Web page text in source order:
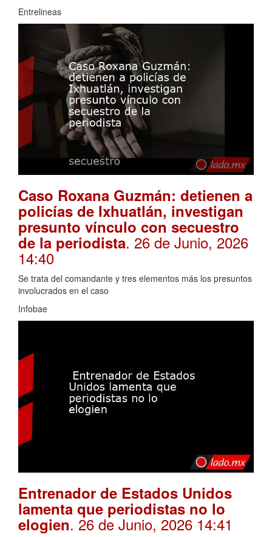
Entrelineas
Caso Roxana Guzmán: detienen a
policías de Ixhuatlán, investigan
presunto vínculo con secuestro
de la periodista. 26 de Junio, 2026
14:40
Se trata del comandante y tres elementos más los presuntos
involucrados en el caso
Infobae
Entrenador de Estados Unidos
lamenta que periodistas no lo
elogien. 26 de Junio, 2026 14:41